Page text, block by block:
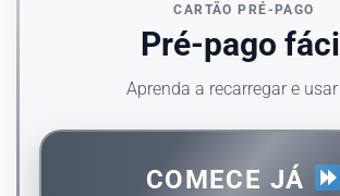
CARTÃO PRÉ-PAGO
Pré-pago fácil
Aprenda a recarregar e usar
COMECE JÁ